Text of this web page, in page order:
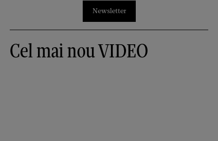
Newsletter
Cel mai nou VIDEO